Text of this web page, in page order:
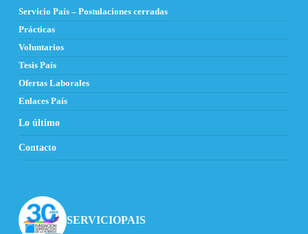
Servicio País – Postulaciones cerradas
Prácticas
Voluntarios
Tesis País
Ofertas Laborales
Enlaces País
Lo último
Contacto
SERVICIOPAIS